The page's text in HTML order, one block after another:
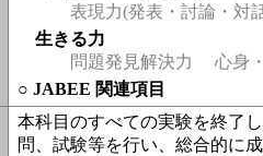
表現力(発表・討論・対
生きる力
問題発見解決力
心身
○ JABEE 関連項目
本科目のすべての実験を終了
問、試験等を行い、総合的に